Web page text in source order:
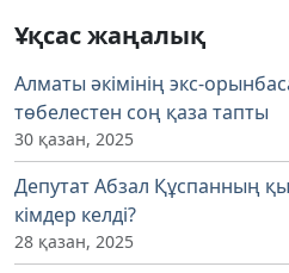
Ұқсас жаңалық
Алматы әкімінің экс-
төбелестен соң қаза тапты
30 қазан, 2025
Депутат Абзал Құспанның
кімдер келді?
28 қазан, 2025